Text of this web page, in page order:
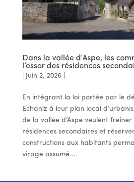
Dans la vallée d’Aspe, les
l’essor des résidences
Juin 2, 2026
En intégrant la loi portée par le
Echaniz à leur plan local
de la vallée d’Aspe veulent freiner
résidences secondaires et
constructions aux habitants
virage assumé....